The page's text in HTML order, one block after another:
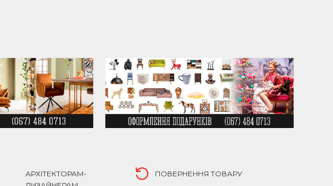
килими з квітковими та геометричними принтами
виготовлені з міцних і приємних на дотик матеріалів, що
виглядають, але й надійно виконують свою функцію,
АРХІТЕКТОРАМ-
ПОВЕРНЕННЯ ТОВАРУ